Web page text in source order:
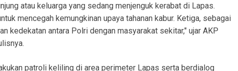
atau keluarga yang sedang menjenguk kerabat di Lapas.
mencegah kemungkinan upaya tahanan kabur. Ketiga, sebagai
kedekatan antara Polri dengan masyarakat sekitar," ujar AKP
patroli keliling di area perimeter Lapas serta berdialog